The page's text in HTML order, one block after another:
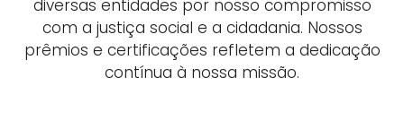
diversas entidades por nosso compromisso
com a justiça social e a cidadania. Nossos
prêmios e certificações refletem a dedicação
contínua à nossa missão.